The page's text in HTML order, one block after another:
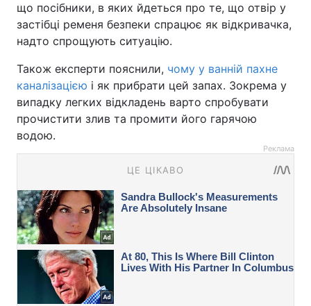
що посібники, в яких йдеться про те, що отвір у
застібці ременя безпеки спрацює як відкривачка,
надто спрощують ситуацію.
Також експерти пояснили, чому у ванній пахне
каналізацією і як прибрати цей запах. Зокрема у
випадку легких відкладень варто спробувати
прочистити злив та промити його гарячою
водою.
Реклама